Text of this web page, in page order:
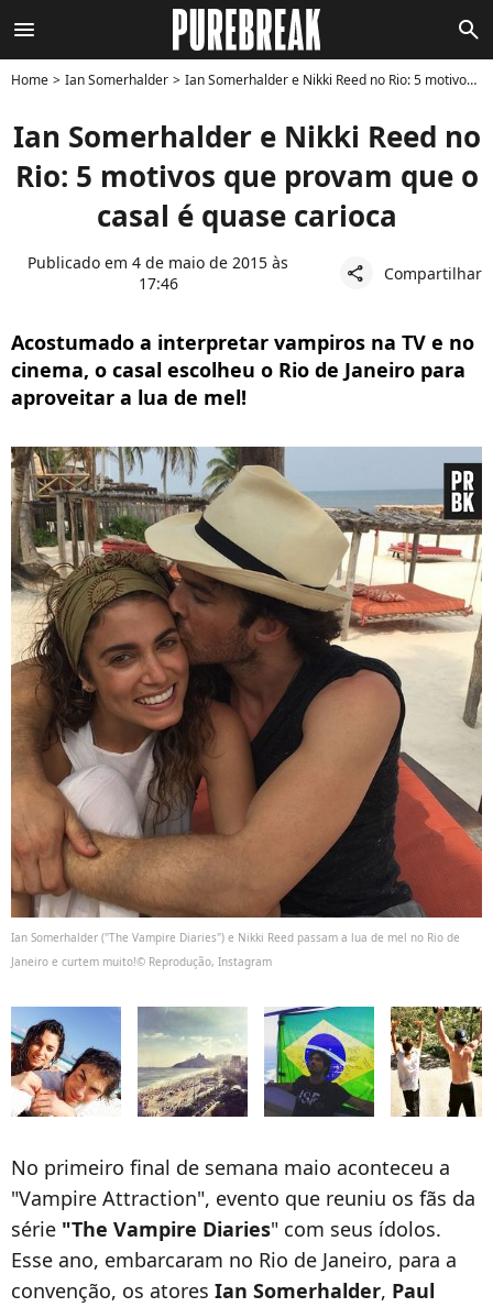
menu search
Home Ian Somerhalder Ian Somerhalder e Nikki Reed no Rio: 5 motivos que provam que o casal é quase carioca
Ian Somerhalder e Nikki Reed no
Rio: 5 motivos que provam que o
casal é quase carioca
Publicado em 4 de maio de 2015 às
17:46
share Compartilhar
Acostumado a interpretar vampiros na TV e no
cinema, o casal escolheu o Rio de Janeiro para
aproveitar a lua de mel!
Ian Somerhalder ("The Vampire Diaries") e Nikki Reed passam a lua de mel no Rio de
Janeiro e curtem muito!© Reprodução, Instagram
No primeiro final de semana maio aconteceu a
"Vampire Attraction", evento que reuniu os fãs da
série "The Vampire Diaries" com seus ídolos.
Esse ano, embarcaram no Rio de Janeiro, para a
convenção, os atores Ian Somerhalder, Paul